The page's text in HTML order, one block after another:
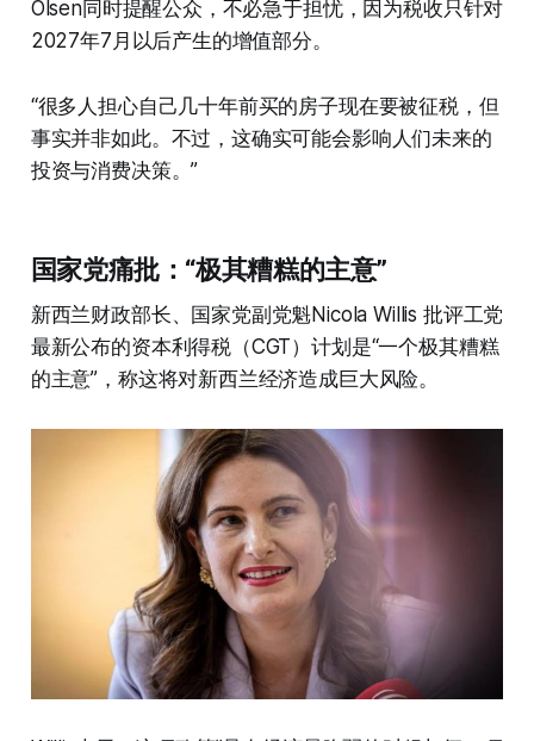
Olsen同时提醒公众，不必急于担忧，因为税收只针对
2027年7月以后产生的增值部分。
“很多人担心自己几十年前买的房子现在要被征税，但
事实并非如此。不过，这确实可能会影响人们未来的
投资与消费决策。”
国家党痛批：“极其糟糕的主意”
新西兰财政部长、国家党副党魁Nicola Willis 批评工党
最新公布的资本利得税（CGT）计划是“一个极其糟糕
的主意”，称这将对新西兰经济造成巨大风险。